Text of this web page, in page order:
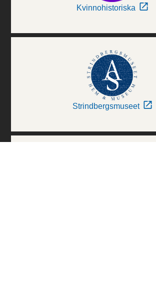
Kvinnohistoriska
Strindbergsmuseet